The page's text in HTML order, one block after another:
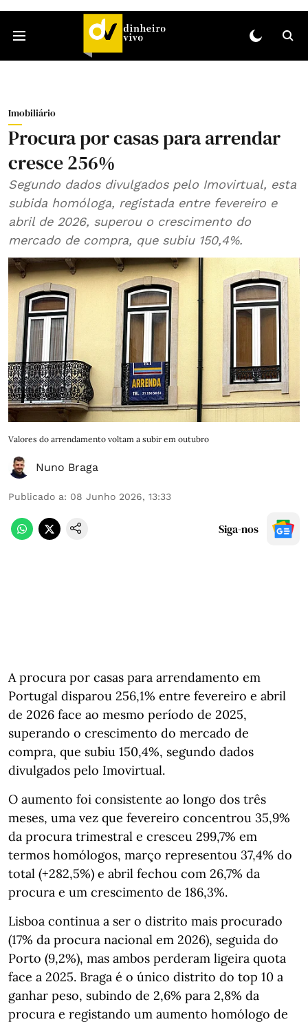
Imobiliário
Procura por casas para arrendar
cresce 256%
Segundo dados divulgados pelo Imovirtual, esta
subida homóloga, registada entre fevereiro e
abril de 2026, superou o crescimento do
mercado de compra, que subiu 150,4%.
Valores do arrendamento voltam a subir em outubro
Nuno Braga
Publicado a: 08 Junho 2026, 13:33
Siga-nos
A procura por casas para arrendamento em
Portugal disparou 256,1% entre fevereiro e abril
de 2026 face ao mesmo período de 2025,
superando o crescimento do mercado de
compra, que subiu 150,4%, segundo dados
divulgados pelo Imovirtual.
O aumento foi consistente ao longo dos três
meses, uma vez que fevereiro concentrou 35,9%
da procura trimestral e cresceu 299,7% em
termos homólogos, março representou 37,4% do
total (+282,5%) e abril fechou com 26,7% da
procura e um crescimento de 186,3%.
Lisboa continua a ser o distrito mais procurado
(17% da procura nacional em 2026), seguida do
Porto (9,2%), mas ambos perderam ligeira quota
face a 2025. Braga é o único distrito do top 10 a
ganhar peso, subindo de 2,6% para 2,8% da
procura e registando um aumento homólogo de